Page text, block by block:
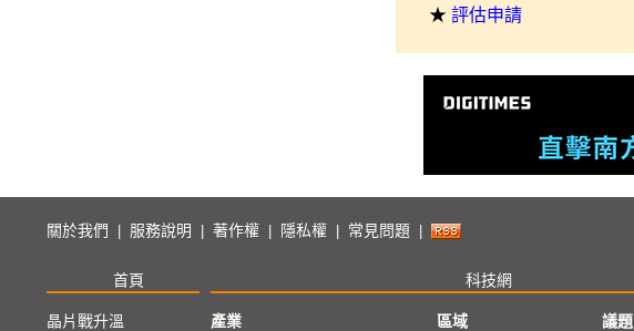
★ 評估申請
關於我們 服務說明 著作權 隱私權 常見問題
首頁 科技網
晶片戰升溫
產業
區域
議題